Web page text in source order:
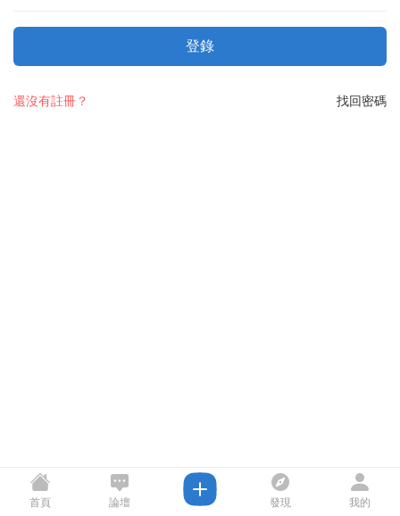
登錄
找回密碼
還沒有註冊？
首頁 論壇 發現 我的